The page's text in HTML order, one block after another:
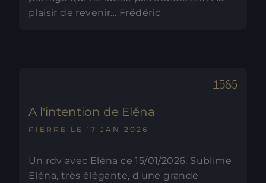
plaisir de revenir… Frédéric
A l'intention de Eléna
PIERRE LE 17 JAN 2026
Un rdv avec Eléna ce 15/01/2026. Sublime
Eléna, très élégante, d'une grande